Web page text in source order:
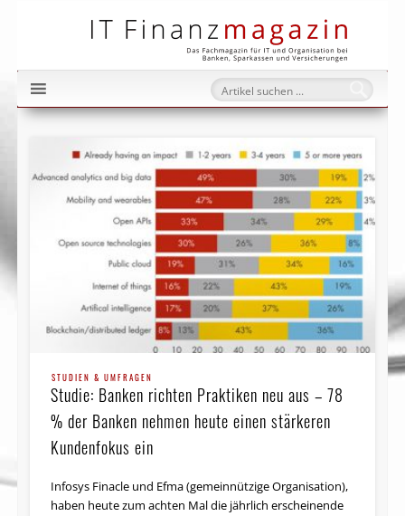
STUDIEN & UMFRAGEN
Studie: Banken richten Praktiken neu aus – 78
% der Banken nehmen heute einen stärkeren
Kundenfokus ein
Infosys Finacle und Efma (gemeinnützige Organisation),
haben heute zum achten Mal die jährlich erscheinende